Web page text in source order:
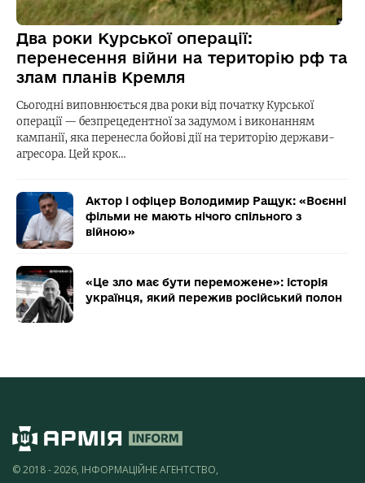
Два роки Курської операції:
перенесення війни на територію рф та
злам планів Кремля
Сьогодні виповнюється два роки від початку Курської
операції — безпрецедентної за задумом і виконанням
кампанії, яка перенесла бойові дії на територію держави-
агресора. Цей крок…
Актор і офіцер Володимир Ращук: «Воєнні
фільми не мають нічого спільного з
війною»
«Це зло має бути переможене»: історія
українця, який пережив російський полон
© 2018 - 2026, ІНФОРМАЦІЙНЕ АГЕНТСТВО,